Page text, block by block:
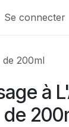
Se connecter
200ml
à